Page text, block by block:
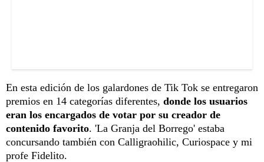
En esta edición de los galardones de Tik Tok se entregaron
premios en 14 categorías diferentes, donde los usuarios
eran los encargados de votar por su creador de
contenido favorito. 'La Granja del Borrego' estaba
concursando también con Calligraohilic, Curiospace y mi
profe Fidelito.